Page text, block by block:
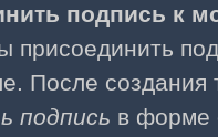
подпись к
присоединить
После создания
подпись в форме